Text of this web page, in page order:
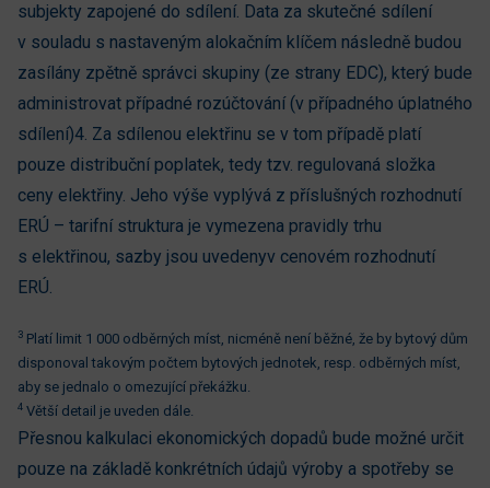
subjekty zapojené do sdílení. Data za skutečné sdílení
v souladu s nastaveným alokačním klíčem následně budou
zasílány zpětně správci skupiny (ze strany EDC), který bude
administrovat případné rozúčtování (v případného úplatného
sdílení)4. Za sdílenou elektřinu se v tom případě platí
pouze distribuční poplatek, tedy tzv. regulovaná složka
ceny elektřiny. Jeho výše vyplývá z příslušných rozhodnutí
ERÚ – tarifní struktura je vymezena pravidly trhu
s elektřinou, sazby jsou uvedenyv cenovém rozhodnutí
ERÚ.
3 Platí limit 1 000 odběrných míst, nicméně není běžné, že by bytový dům
disponoval takovým počtem bytových jednotek, resp. odběrných míst,
aby se jednalo o omezující překážku.
4 Větší detail je uveden dále.
Přesnou kalkulaci ekonomických dopadů bude možné určit
pouze na základě konkrétních údajů výroby a spotřeby se